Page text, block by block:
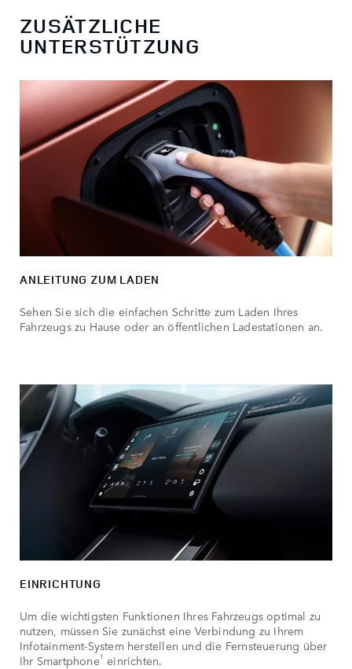
ZUSÄTZLICHE
UNTERSTÜTZUNG
ANLEITUNG ZUM LADEN
Sehen Sie sich die einfachen Schritte zum Laden Ihres
Fahrzeugs zu Hause oder an öffentlichen Ladestationen an.
EINRICHTUNG
Um die wichtigsten Funktionen Ihres Fahrzeugs optimal zu
nutzen, müssen Sie zunächst eine Verbindung zu Ihrem
Infotainment-System herstellen und die Fernsteuerung über
Ihr Smartphone1 einrichten.